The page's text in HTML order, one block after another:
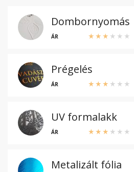
Dombornyomás
ÁR
Prégelés
ÁR
UV formalakk
ÁR
Metalizált fólia